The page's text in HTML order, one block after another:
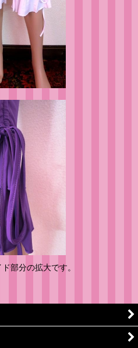
部分の拡大です。